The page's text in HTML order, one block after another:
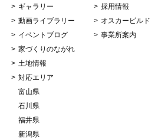
ギャラリー
動画ライブラリー
イベントブログ
家づくりのながれ
土地情報
対応エリア
富山県
石川県
福井県
新潟県
採用情報
オスカービルド
事業所案内